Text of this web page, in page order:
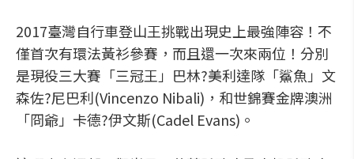
2017臺灣自行車登山王挑戰出現史上最強陣容！不
僅首次有環法黃衫參賽，而且還一次來兩位！分別
是現役三大賽「三冠王」巴林?美利達隊「鯊魚」文
森佐?尼巴利(Vincenzo Nibali)，和世錦賽金牌澳洲
「冏爺」卡德?伊文斯(Cadel Evans)。